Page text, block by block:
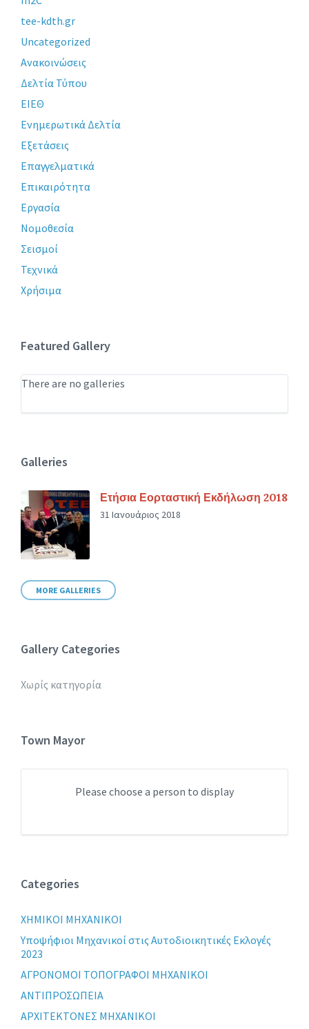
tee-kdth.gr
Uncategorized
Ανακοινώσεις
Δελτία Τύπου
ΕΙΕΘ
Ενημερωτικά Δελτία
Εξετάσεις
Επαγγελματικά
Επικαιρότητα
Εργασία
Νομοθεσία
Σεισμοί
Τεχνικά
Χρήσιμα
Featured Gallery
There are no galleries
Galleries
Ετήσια Εορταστική Εκδήλωση 2018
31 Ιανουάριος 2018
MORE GALLERIES
Gallery Categories
Χωρίς κατηγορία
Town Mayor
Please choose a person to display
Categories
XHMIKOI MHXANIKOI
Yποψήφιοι Μηχανικοί στις Αυτοδιοικητικές Εκλογές
2023
ΑΓΡΟΝΟΜΟΙ ΤΟΠΟΓΡΑΦΟΙ ΜΗΧΑΝΙΚΟΙ
ΑΝΤΙΠΡΟΣΩΠΕΙΑ
ΑΡΧΙΤΕΚΤΟΝΕΣ ΜΗΧΑΝΙΚΟΙ